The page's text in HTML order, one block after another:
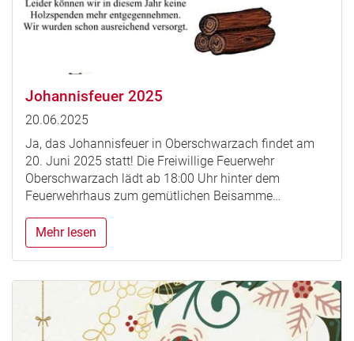
Johannisfeuer 2025
20.06.2025
Ja, das Johannisfeuer in Oberschwarzach findet am
20. Juni 2025 statt! Die Freiwillige Feuerwehr
Oberschwarzach lädt ab 18:00 Uhr hinter dem
Feuerwehrhaus zum gemütlichen Beisamme…
Mehr lesen